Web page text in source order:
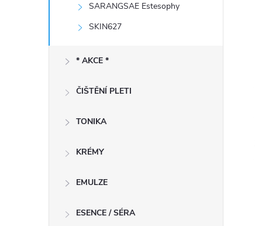
SARANGSAE Estesophy
SKIN627
* AKCE *
ČIŠTĚNÍ PLETI
TONIKA
KRÉMY
EMULZE
ESENCE / SÉRA